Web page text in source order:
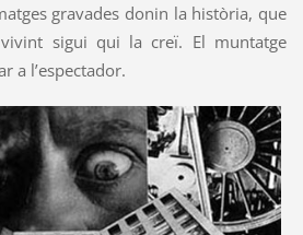
gravades donin la història, que
sigui qui la creï. El muntatge
a l’espectador.